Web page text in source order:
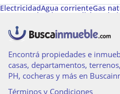
ElectricidadAgua corrienteGas
DesayunadorAire acondicionado
Aire acondicionado central Aire
Encontrá propiedades e
casas, departamentos,
PH, cocheras y más en
Términos y Condiciones